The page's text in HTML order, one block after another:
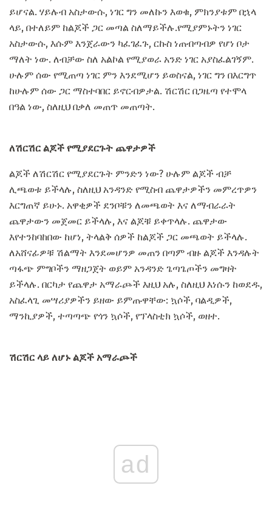
ይሆናል. ሃይሉብ አስታውሱ, ነገር ግን መለኩን እወቁ, ምክንያቱም በኋላ
ላይ, በተለይም ከልጆች ጋር መጣል ስለማይችሉ.የሚያምኑትን ነገር
አስታውሱ, እሱም እንጀራውን ካፈገፈጉ, ርኩስ ነጠብጣብዎ የሆነ ቦታ
ማለት ነው. ለብቻው ስለ አልኮል የሚያወራ አንድ ነገር አያስፈልገኝም.
ሁሉም ሰው የሚጠጣ ነገር ምን እንደሚሆን ይወስናል, ነገር ግን በእርግጥ
ከሁሉም ሰው ጋር ማስተባበር ይኖርብዎታል. ሽርሽር በጋዜጣ የተሞላ
በዓል ነው, ስለዚህ በቃለ መጠጥ መጠጣት.
ለሽርሽር ልጆች የሚያደርጉት ጨዋታዎች
ልጆች ለሽርሽር የሚያደርጉት ምንድን ነው? ሁሉም ልጆች ብቻ
ሊጫወቱ ይችላሉ, ስለዚህ አንዳንድ የሚስብ ጨዋታዎችን መምረጥዎን
እርግጠኛ ይሁኑ. አዋቂዎች ደንቦቹን ለመጫወት እና ለማብራራት
ጨዋታውን መጀመር ይችላሉ, እና ልጆቹ ይቀጥላሉ. ጨዋታው
እየተንከባከበው ከሆነ, ትላልቅ ሰዎች ከልጆች ጋር መጫወት ይችላሉ.
ለአሸናፊዎቹ ሽልማት እንደመሆንዎ መጠን በጣም ብዙ ልጆች እንዳሉት
ጣፋጭ ምግቦችን ማዘጋጀት ወይም አንዳንድ ጌጣጌጦችን መግዛት
ይችላሉ. በርካታ የጨዋታ አማራጮች እዚህ አሉ, ስለዚህ እነሱን ከወደዱ,
አስፈላጊ መሣሪያዎችን ይዘው ይምጡዋቸው: ኳሶች, ባልዲዎች,
ማንኪያዎች, ተጣጣጭ የጎን ኳሶች, የፕላስቲክ ኳሶች, ወዘተ.
ሽርሽር ላይ ለሆኑ ልጆች አማራጮች
ad